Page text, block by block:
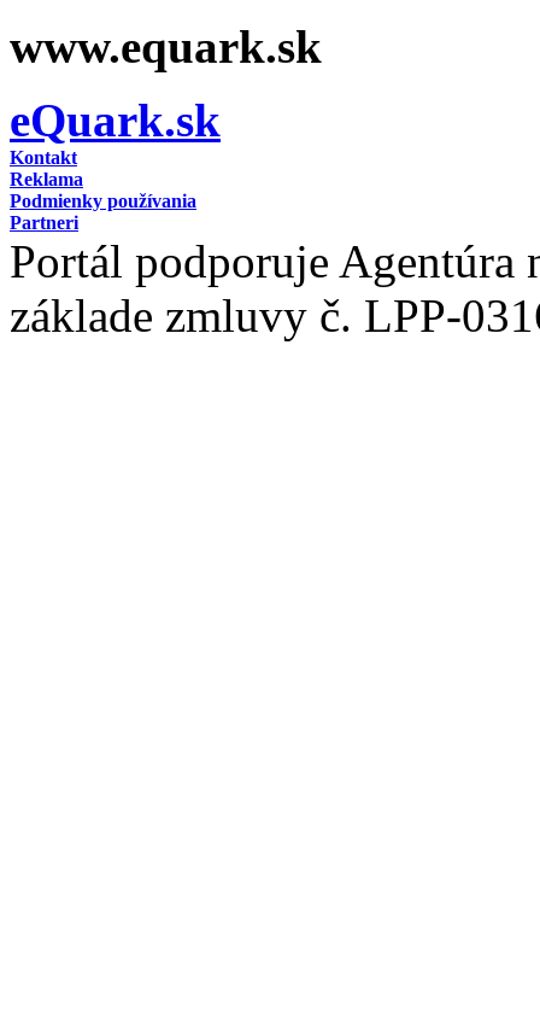
www.equark.sk
eQuark.sk
Kontakt
Reklama
Podmienky používania
Partneri
Portál podporuje Agentúra
základe zmluvy č. LPP-